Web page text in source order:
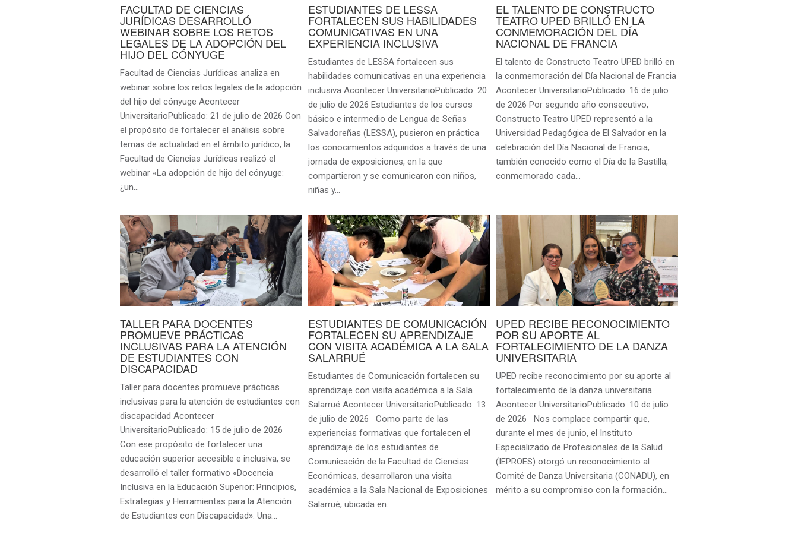
FACULTAD DE CIENCIAS
JURÍDICAS DESARROLLÓ
WEBINAR SOBRE LOS RETOS
LEGALES DE LA ADOPCIÓN DEL
HIJO DEL CÓNYUGE
Facultad de Ciencias Jurídicas analiza en
webinar sobre los retos legales de la adopción
del hijo del cónyuge Acontecer
UniversitarioPublicado: 21 de julio de 2026 Con
el propósito de fortalecer el análisis sobre
temas de actualidad en el ámbito jurídico, la
Facultad de Ciencias Jurídicas realizó el
webinar «La adopción de hijo del cónyuge:
¿un…
ESTUDIANTES DE LESSA
FORTALECEN SUS HABILIDADES
COMUNICATIVAS EN UNA
EXPERIENCIA INCLUSIVA
Estudiantes de LESSA fortalecen sus
habilidades comunicativas en una experiencia
inclusiva Acontecer UniversitarioPublicado: 20
de julio de 2026 Estudiantes de los cursos
básico e intermedio de Lengua de Señas
Salvadoreñas (LESSA), pusieron en práctica
los conocimientos adquiridos a través de una
jornada de exposiciones, en la que
compartieron y se comunicaron con niños,
niñas y…
EL TALENTO DE CONSTRUCTO
TEATRO UPED BRILLÓ EN LA
CONMEMORACIÓN DEL DÍA
NACIONAL DE FRANCIA
El talento de Constructo Teatro UPED brilló en
la conmemoración del Día Nacional de Francia
Acontecer UniversitarioPublicado: 16 de julio
de 2026 Por segundo año consecutivo,
Constructo Teatro UPED representó a la
Universidad Pedagógica de El Salvador en la
celebración del Día Nacional de Francia,
también conocido como el Día de la Bastilla,
conmemorado cada…
TALLER PARA DOCENTES
PROMUEVE PRÁCTICAS
INCLUSIVAS PARA LA ATENCIÓN
DE ESTUDIANTES CON
DISCAPACIDAD
Taller para docentes promueve prácticas
inclusivas para la atención de estudiantes con
discapacidad Acontecer
UniversitarioPublicado: 15 de julio de 2026
Con ese propósito de fortalecer una
educación superior accesible e inclusiva, se
desarrolló el taller formativo «Docencia
Inclusiva en la Educación Superior: Principios,
Estrategias y Herramientas para la Atención
de Estudiantes con Discapacidad». Una…
ESTUDIANTES DE COMUNICACIÓN
FORTALECEN SU APRENDIZAJE
CON VISITA ACADÉMICA A LA SALA
SALARRUÉ
Estudiantes de Comunicación fortalecen su
aprendizaje con visita académica a la Sala
Salarrué Acontecer UniversitarioPublicado: 13
de julio de 2026 Como parte de las
experiencias formativas que fortalecen el
aprendizaje de los estudiantes de
Comunicación de la Facultad de Ciencias
Económicas, desarrollaron una visita
académica a la Sala Nacional de Exposiciones
Salarrué, ubicada en…
UPED RECIBE RECONOCIMIENTO
POR SU APORTE AL
FORTALECIMIENTO DE LA DANZA
UNIVERSITARIA
UPED recibe reconocimiento por su aporte al
fortalecimiento de la danza universitaria
Acontecer UniversitarioPublicado: 10 de julio
de 2026 Nos complace compartir que,
durante el mes de junio, el Instituto
Especializado de Profesionales de la Salud
(IEPROES) otorgó un reconocimiento al
Comité de Danza Universitaria (CONADU), en
mérito a su compromiso con la formación…